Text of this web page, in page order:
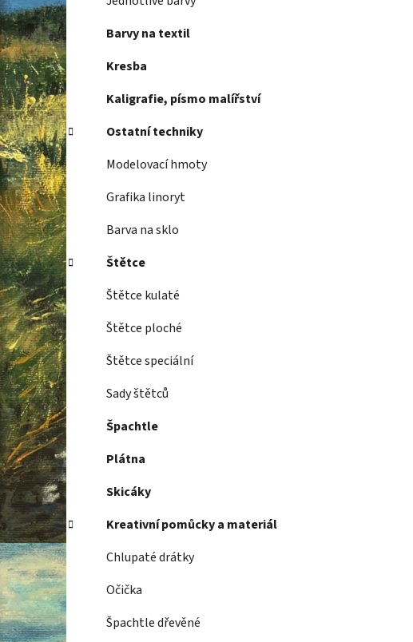
Barvy na textil
Kresba
Kaligrafie, písmo malířství
Ostatní techniky
Modelovací hmoty
Grafika linoryt
Barva na sklo
Štětce
Štětce kulaté
Štětce ploché
Štětce speciální
Sady štětců
Špachtle
Plátna
Skicáky
Kreativní pomůcky a materiál
Chlupaté drátky
Očička
Špachtle dřevěné